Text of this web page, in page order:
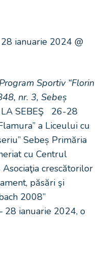
28 ianuarie 2024 @
Sportiv “Florin
nr. 3, Sebeș
LA SEBEŞ 26-28
a Liceului cu
Sebeș Primăria
cu Centrul
crescătorilor
păsări şi
2008”
28 ianuarie 2024, o